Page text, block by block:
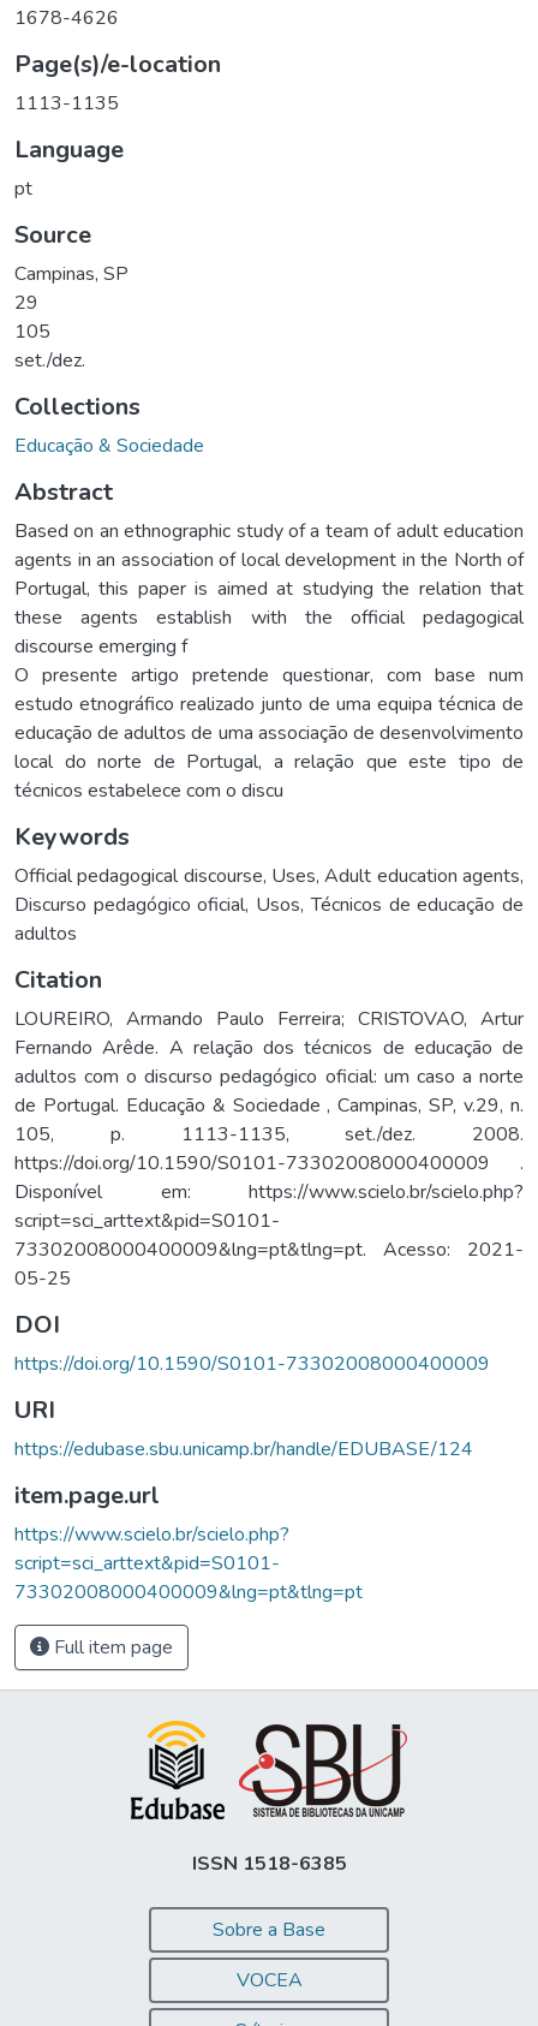
1678-4626
Page(s)/e-location
1113-1135
Language
pt
Source
Campinas, SP
29
105
set./dez.
Collections
Educação & Sociedade
Abstract
Based on an ethnographic study of a team of adult education
agents in an association of local development in the North of
Portugal, this paper is aimed at studying the relation that
these agents establish with the official pedagogical
discourse emerging f
O presente artigo pretende questionar, com base num
estudo etnográfico realizado junto de uma equipa técnica de
educação de adultos de uma associação de desenvolvimento
local do norte de Portugal, a relação que este tipo de
técnicos estabelece com o discu
Keywords
Official pedagogical discourse, Uses,Adult education agents,
Discurso pedagógico oficial, Usos,Técnicos de educação de
adultos
Citation
LOUREIRO, Armando Paulo Ferreira; CRISTOVAO, Artur
Fernando Arêde. A relação dos técnicos de educação de
adultos com o discurso pedagógico oficial: um caso a norte
de Portugal. Educação & Sociedade , Campinas, SP, v.29, n.
105, p. 1113-1135, set./dez. 2008.
https://doi.org/10.1590/S0101-73302008000400009 .
Disponível em: https://www.scielo.br/scielo.php?
script=sci_arttext&pid=S0101-
73302008000400009&lng=pt&tlng=pt. Acesso: 2021-
05-25
DOI
https://doi.org/10.1590/S0101-73302008000400009
URI
https://edubase.sbu.unicamp.br/handle/EDUBASE/124
item.page.url
https://www.scielo.br/scielo.php?
script=sci_arttext&pid=S0101-
73302008000400009&lng=pt&tlng=pt
Full item page
ISSN 1518-6385
Sobre a Base
VOCEA